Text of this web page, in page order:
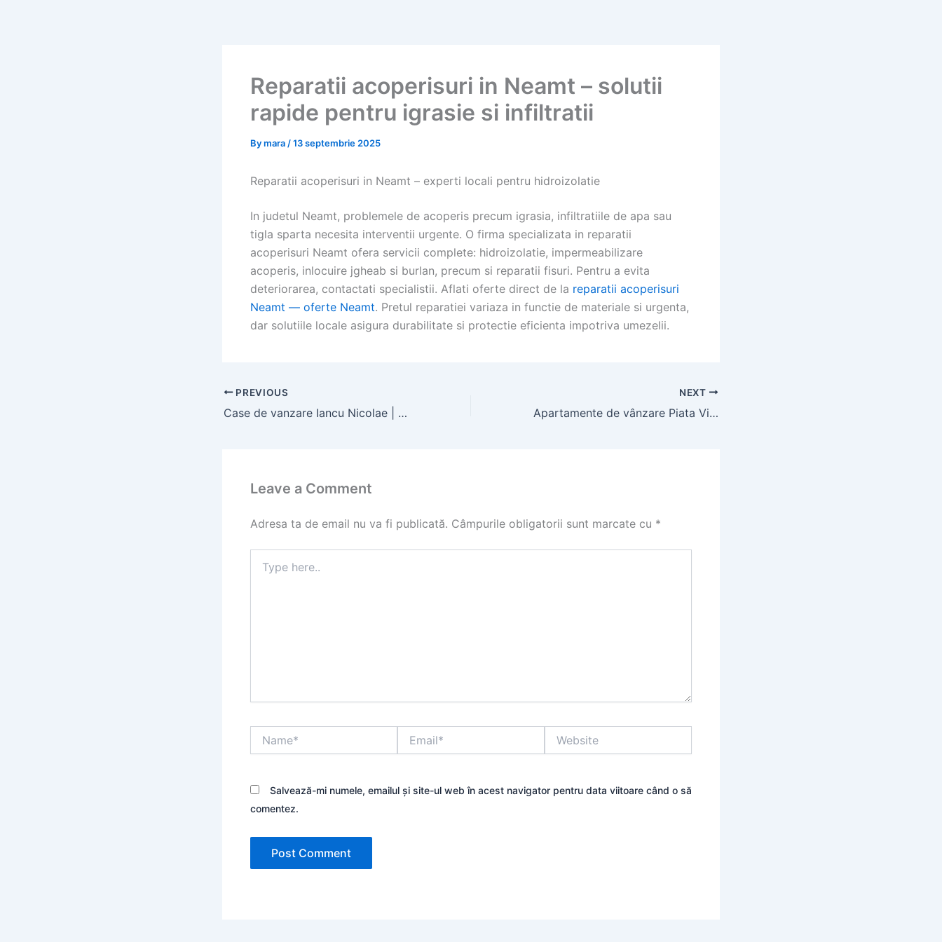
Reparatii acoperisuri in Neamt – solutii
rapide pentru igrasie si infiltratii
Bymara /13 septembrie 2025
Reparatii acoperisuri in Neamt – experti locali pentru hidroizolatie
In judetul Neamt, problemele de acoperis precum igrasia, infiltratiile de apa sau
tigla sparta necesita interventii urgente. O firma specializata in reparatii
acoperisuri Neamt ofera servicii complete: hidroizolatie, impermeabilizare
acoperis, inlocuire jgheab si burlan, precum si reparatii fisuri. Pentru a evita
deteriorarea, contactati specialistii. Aflati oferte direct de la reparatii acoperisuri
Neamt — oferte Neamt. Pretul reparatiei variaza in functie de materiale si urgenta,
dar solutiile locale asigura durabilitate si protectie eficienta impotriva umezelii.
PREVIOUS
Case de vanzare Iancu Nicolae | Apartamente studiouri
NEXT
Apartamente de vânzare Piata Victoriei – Studiouri moderne
Leave a Comment
Adresa ta de email nu va fi publicată. Câmpurile obligatorii sunt marcate cu *
here..
Salvează-mi numele, emailul și site-ul web în acest navigator pentru data viitoare când o să
comentez.